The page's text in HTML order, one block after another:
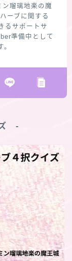
瑠璃地楽の魔
ーブに関する
るサポートサ
準備中として
‐